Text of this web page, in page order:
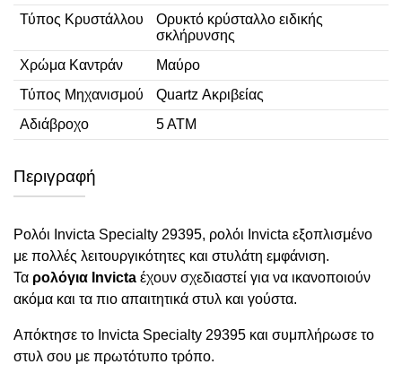
Τύπος Κρυστάλλου
Ορυκτό κρύσταλλο ειδικής
σκλήρυνσης
Χρώμα Καντράν
Μαύρο
Τύπος Μηχανισμού
Quartz Ακριβείας
Αδιάβροχο
5 ΑΤΜ
Περιγραφή
Ρολόι Invicta Specialty 29395, ρολόι Invicta εξοπλισμένο
με πολλές λειτουργικότητες και στυλάτη εμφάνιση.
Τα ρολόγια Invicta έχουν σχεδιαστεί για να ικανοποιούν
ακόμα και τα πιο απαιτητικά στυλ και γούστα.
Απόκτησε το Invicta Specialty 29395 και συμπλήρωσε το
στυλ σου με πρωτότυπο τρόπο.